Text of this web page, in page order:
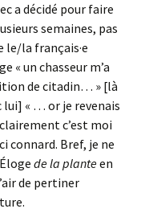
a décidé pour faire
semaines, pas
le/la français·e
« un chasseur m’a
de citadin… » [là
lui] « … or je revenais
c’est moi
connard. Bref, je ne
de la planteen
de pertiner